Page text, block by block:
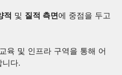
적 및 질적 측면에 중점을 두고
육 및 인프라 구역을 통해 어
다.